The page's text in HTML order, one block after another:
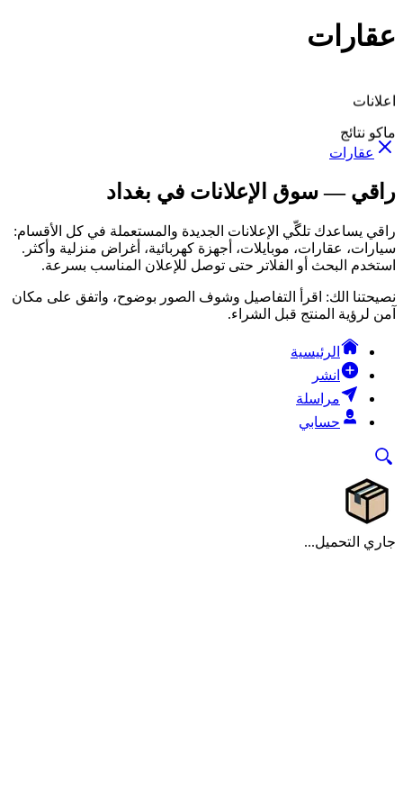
عقارات
اعلانات
ماكو نتائج
عقارات
راقي — سوق الإعلانات في بغداد
راقي يساعدك تلگّي الإعلانات الجديدة والمستعملة في كل الأقسام:
سيارات، عقارات، موبايلات، أجهزة كهربائية، أغراض منزلية وأكثر.
استخدم البحث أو الفلاتر حتى توصل للإعلان المناسب بسرعة.
نصيحتنا الك: اقرأ التفاصيل وشوف الصور بوضوح، واتفق على مكان
آمن لرؤية المنتج قبل الشراء.
الرئيسية
انشر
مراسلة
حسابي
جاري التحميل...